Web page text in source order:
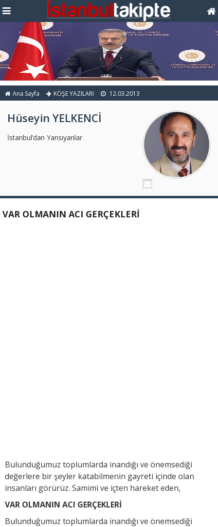
Ana Sayfa KÖŞE YAZILARI 12.03.2013
Hüseyin YELKENCİ
İstanbul’dan Yansıyanlar
VAR OLMANIN ACI GERÇEKLERİ
Bulunduğumuz toplumlarda inandığı ve önemsediği
değerlere bir şeyler katabilmenin gayreti içinde olan
insanları görürüz. Samimi ve içten hareket eden,
VAR OLMANIN ACI GERÇEKLERİ
Bulunduğumuz toplumlarda inandığı ve önemsediği